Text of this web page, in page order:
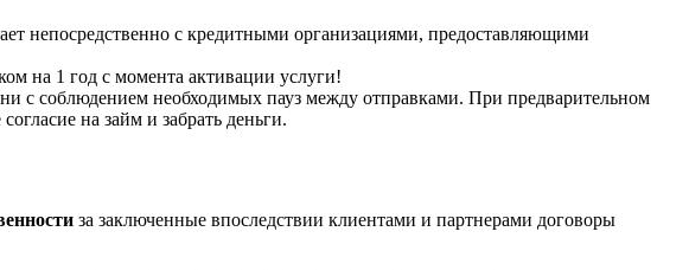
непосредственно с кредитными организациями, предоставляющими
на 1 год с момента активации услуги!
с соблюдением необходимых пауз между отправками. При предварительном
на займ и забрать деньги.
за заключенные впоследствии клиентами и партнерами договоры